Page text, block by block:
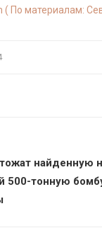
( По материалам:
найденную
500-тонную